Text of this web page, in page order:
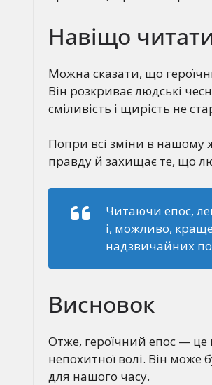
Навіщо
Можна сказати, що
Він розкриває людські
сміливість і щирість не
Попри всі зміни в нашому
правду й захищає те, що
Читаючи епос,
і, можливо,
надзвичайних
Висновок
Отже, героїчний епос — це
непохитної волі. Він може
для нашого часу.